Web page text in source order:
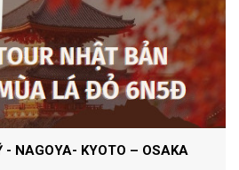
- NAGOYA- KYOTO – OSAKA